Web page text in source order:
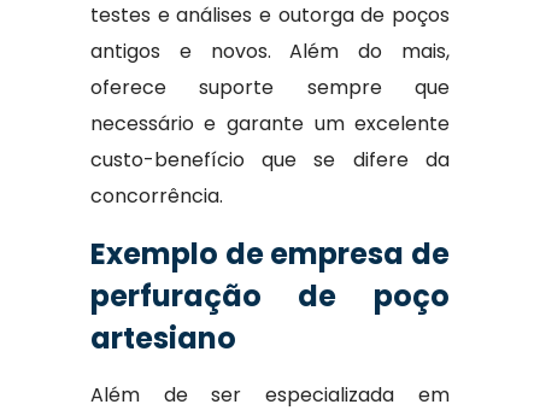
testes e análises e outorga de poços
antigos e novos. Além do mais,
oferece suporte sempre que
necessário e garante um excelente
custo-benefício que se difere da
concorrência.
Exemplo de empresa de
perfuração de poço
artesiano
Além de ser especializada em